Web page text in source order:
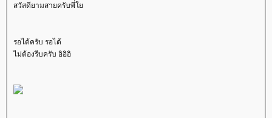
สวัสดียามสายครับพี่
รอได้ครับ รอได้
ไม่ต้องรีบครับ อิอิอิ